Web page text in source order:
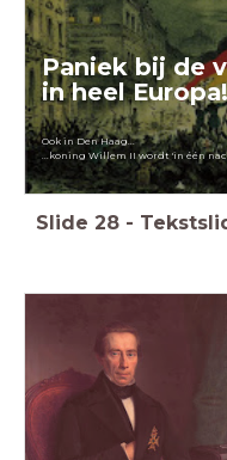
Paniek bij de
in heel Europa!
Ook in Den Haag...
...koning Willem II wordt 'in één
Slide 28 -